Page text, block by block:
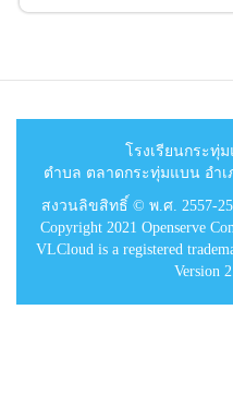
โรงเรียนกระทุ่
ตำบล ตลาดกระทุ่มแบน อำเ
สงวนลิขสิทธิ์ © พ.ศ. 2557-
Copyright 2021 Openserve
VLCloud is a registered
Version